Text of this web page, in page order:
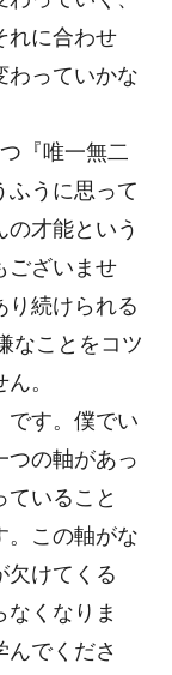
れに合わせ
わっていかな
『唯一無二
ふうに思って
才能という
ございませ
り続けられる
なことをコツ
。
です。僕でい
つの軸があっ
いること
。この軸がな
欠けてくる
なくなりま
でくださ